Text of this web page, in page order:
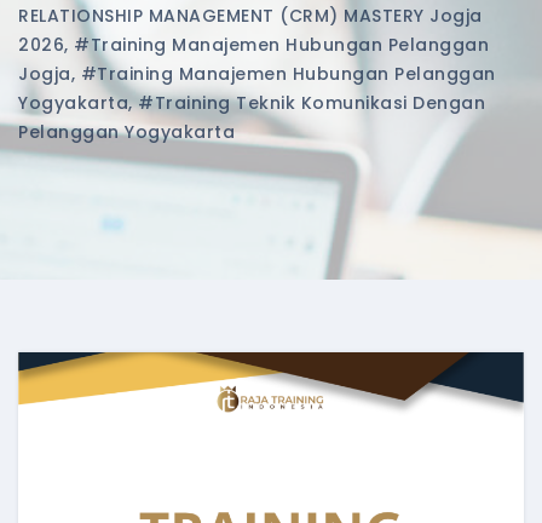
RELATIONSHIP MANAGEMENT (CRM) MASTERY Jogja
2026, #training Manajemen Hubungan Pelanggan
Jogja, #training Manajemen Hubungan Pelanggan
Yogyakarta,#training Teknik Komunikasi Dengan
Pelanggan Yogyakarta